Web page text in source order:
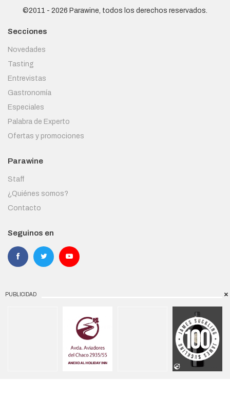
PUBLICIDAD
©2011 - 2026 Parawine, todos los derechos reservados.
Secciones
Novedades
Tasting
Entrevistas
Gastronomía
Especiales
Palabra de Experto
Ofertas y promociones
Parawine
Staff
¿Quiénes somos?
Contacto
Seguinos en